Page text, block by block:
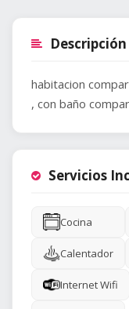
Descripción
habitacion
, con baño
Servicios
Cocina
Calentador
Internet Wifi